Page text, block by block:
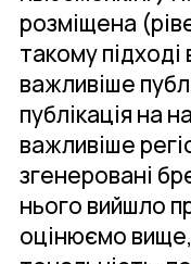
розміщена
такому підході
важливіше
публікація на
важливіше
згенеровані
нього вийшло
оцінюємо вище,